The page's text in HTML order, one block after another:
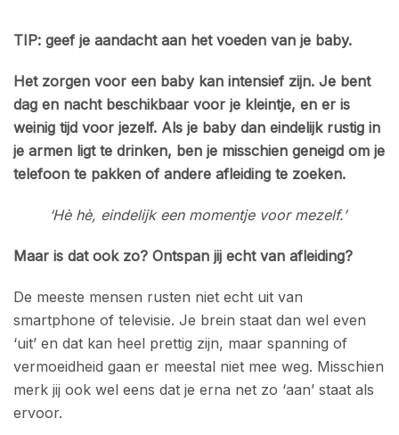
TIP: geef je aandacht aan het voeden van je baby.
Het zorgen voor een baby kan intensief zijn. Je bent
dag en nacht beschikbaar voor je kleintje, en er is
weinig tijd voor jezelf. Als je baby dan eindelijk rustig in
je armen ligt te drinken, ben je misschien geneigd om je
telefoon te pakken of andere afleiding te zoeken.
‘Hè hè, eindelijk een momentje voor mezelf.’
Maar is dat ook zo? Ontspan jij echt van afleiding?
De meeste mensen rusten niet echt uit van
smartphone of televisie. Je brein staat dan wel even
‘uit’ en dat kan heel prettig zijn, maar spanning of
vermoeidheid gaan er meestal niet mee weg. Misschien
merk jij ook wel eens dat je erna net zo ‘aan’ staat als
ervoor.